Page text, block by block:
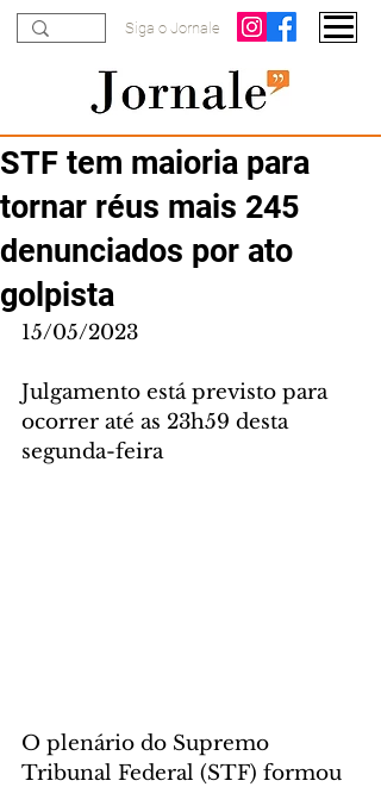
Siga o Jornale
STF tem maioria para
tornar réus mais 245
denunciados por ato
golpista
15/05/2023
Julgamento está previsto para
ocorrer até as 23h59 desta
segunda-feira
O plenário do Supremo
Tribunal Federal (STF) formou